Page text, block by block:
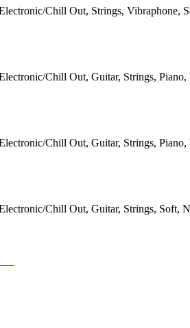
Chill Out, Strings, Vibraphone,
Chill Out, Guitar, Strings,
Chill Out, Guitar, Strings,
Chill Out, Guitar, Strings, Soft,